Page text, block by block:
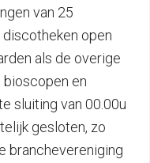
van 25
open
als de overige
bioscopen en
sluiting van 00.00u
gesloten, zo
branchevereniging